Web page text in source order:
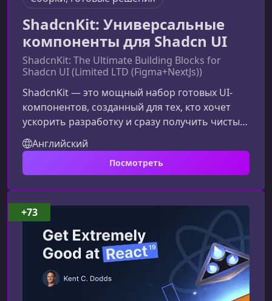
ShadcnKit: Универсальные
компоненты для Shadcn UI
ShadcnKit: The Ultimate Building Blocks for
Shadcn UI (Limited LTD (Figma+NextJs))
ShadcnKit — это мощный набор готовых UI-
компонентов, созданный для тех, кто хочет
ускорить разработку и сразу получить чистый,
стильный и современный интерфейс. Если вы
цените скорость, визуальную точность и
гибкость — этот набор станет идеальным
фундаментом для ваших проектов на базе
shadcnUI и Next.js.Что такое ShadcnKit и кому
он подойдетShadcnKit — это универсальная
коллекция мини‑компонентов, шаблонов
посадочных страниц, панелей управлени
Английский
Посмотреть
+73